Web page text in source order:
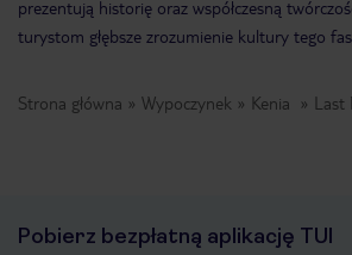
prezentują historię oraz współczesną
turystom głębsze zrozumienie kultury tego
Strona główna Wypoczynek Kenia
Pobierz bezpłatną aplikację TUI